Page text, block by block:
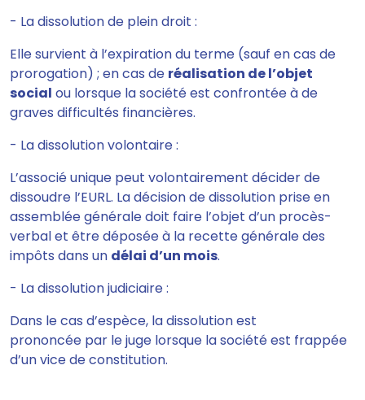
- La dissolution de plein droit :
Elle survient à l’expiration du terme (sauf en cas de
prorogation) ; en cas de réalisation de l’objet
social ou lorsque la société est confrontée à de
graves difficultés financières.
- La dissolution volontaire :
L’associé unique peut volontairement décider de
dissoudre l’EURL. La décision de dissolution prise en
assemblée générale doit faire l’objet d’un procès-
verbal et être déposée à la recette générale des
impôts dans un délai d’un mois.
- La dissolution judiciaire :
Dans le cas d’espèce, la dissolution est
prononcée par le juge lorsque la société est frappée
d’un vice de constitution.